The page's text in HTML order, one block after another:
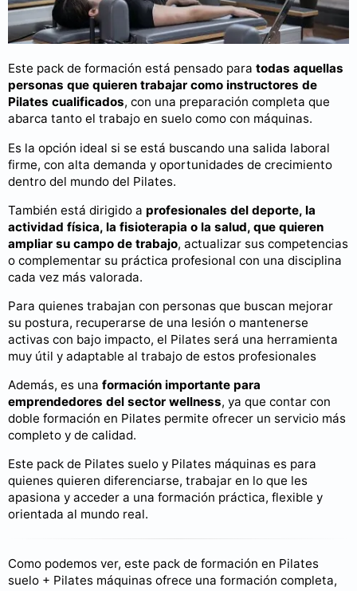
Este pack de formación está pensado para todas aquellas
personas que quieren trabajar como instructores de
Pilates cualificados, con una preparación completa que
abarca tanto el trabajo en suelo como con máquinas.
Es la opción ideal si se está buscando una salida laboral
firme, con alta demanda y oportunidades de crecimiento
dentro del mundo del Pilates.
También está dirigido a profesionales del deporte, la
actividad física, la fisioterapia o la salud, que quieren
ampliar su campo de trabajo, actualizar sus competencias
o complementar su práctica profesional con una disciplina
cada vez más valorada.
Para quienes trabajan con personas que buscan mejorar
su postura, recuperarse de una lesión o mantenerse
activas con bajo impacto, el Pilates será una herramienta
muy útil y adaptable al trabajo de estos profesionales
Además, es una formación importante para
emprendedores del sector wellness, ya que contar con
doble formación en Pilates permite ofrecer un servicio más
completo y de calidad.
Este pack de Pilates suelo y Pilates máquinas es para
quienes quieren diferenciarse, trabajar en lo que les
apasiona y acceder a una formación práctica, flexible y
orientada al mundo real.
Como podemos ver, este pack de formación en Pilates
suelo + Pilates máquinas ofrece una formación completa,